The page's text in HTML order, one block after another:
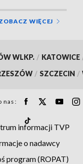
WIĘCEJ
WLKP. / KATOWICE
/ SZCZECIN /
nas:
informacji TVP
o nadawcy
program (ROPAT)